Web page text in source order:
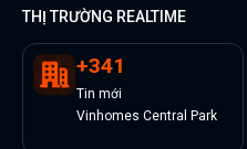
THỊ TRƯỜNG REALTIME
+341
Tin mới
Vinhomes Central Park